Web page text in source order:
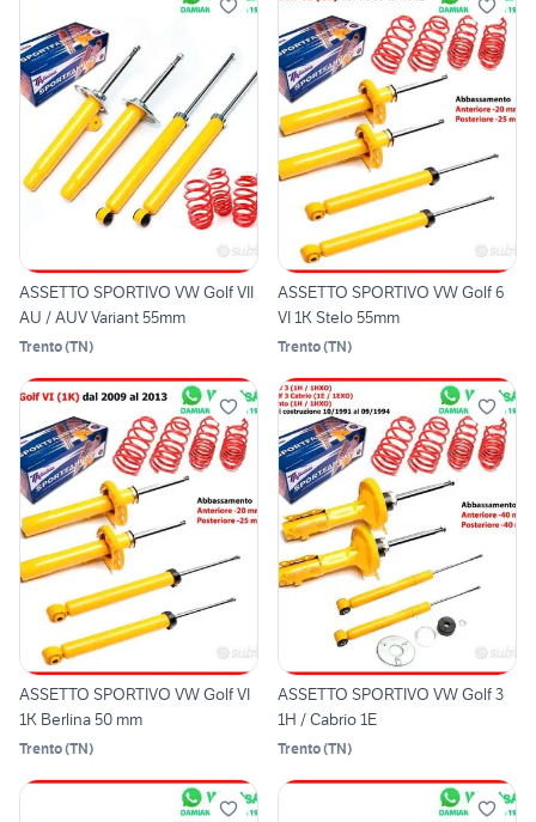
ASSETTO SPORTIVO VW Golf VII
AU / AUV Variant 55mm
Trento(TN)
ASSETTO SPORTIVO VW Golf 6
VI 1K Stelo 55mm
Trento(TN)
ASSETTO SPORTIVO VW Golf VI
1K Berlina 50 mm
Trento(TN)
ASSETTO SPORTIVO VW Golf 3
1H / Cabrio 1E
Trento(TN)